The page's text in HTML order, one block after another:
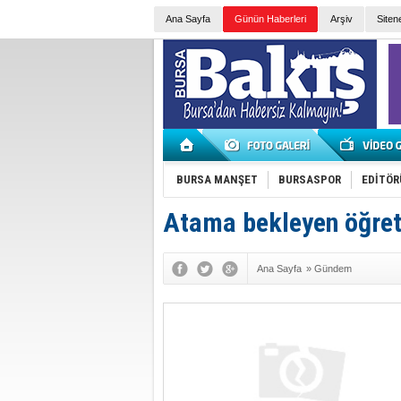
Ana Sayfa Günün Haberleri Arşiv
BURSA MANŞET BURSASPOR
Atama bekleyen
Ana Sayfa » Gündem